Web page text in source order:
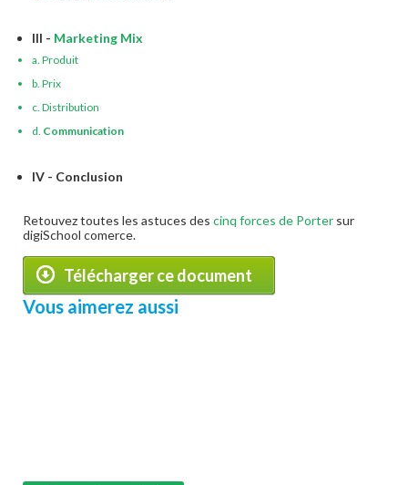
III - Marketing Mix
a. Produit
b. Prix
c. Distribution
d. Communication
IV - Conclusion
Retouvez toutes les astuces des cinq forces de Porter sur
digiSchool comerce.
Télécharger ce document
Vous aimerez aussi